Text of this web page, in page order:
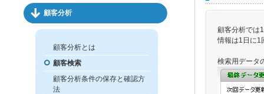
顧客分析
顧客分析とは
顧客検索
顧客分析条件の保存と確認方
法
顧客分析では
情報は1日に1
検索用データ